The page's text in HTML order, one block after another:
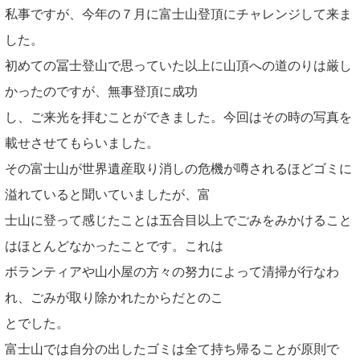
私事ですが、今年の７月に富士山登頂にチャレンジして来ま
した。
初めての冨士登山で思っていた以上に山頂への道のりは厳し
かったのですが、無事登頂に成功
し、ご来光を拝むことができました。今回はその時の写真を
載せさせてもらいました。
その富士山が世界遺産取り消しの危機が噂されるほどゴミに
溢れていると聞いていましたが、富
士山に登って感じたことは五合目以上でごみをみかけること
はほとんどなかったことです。これは
ボランティアや山小屋の方々の努力によって清掃が行なわ
れ、ごみが取り除かれたからだとのこ
とでした。
富士山では自分の出したゴミは全て持ち帰ることが原則で